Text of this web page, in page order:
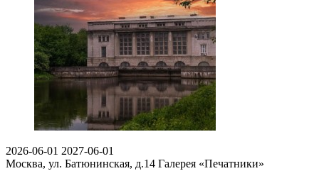
2026-06-01 2027-06-01
Москва, ул. Батюнинская, д.14 Галерея «Печатники»